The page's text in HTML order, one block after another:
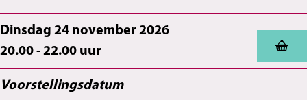
Dinsdag 24 november 2026
20.00 - 22.00 uur
Voorstellingsdatum